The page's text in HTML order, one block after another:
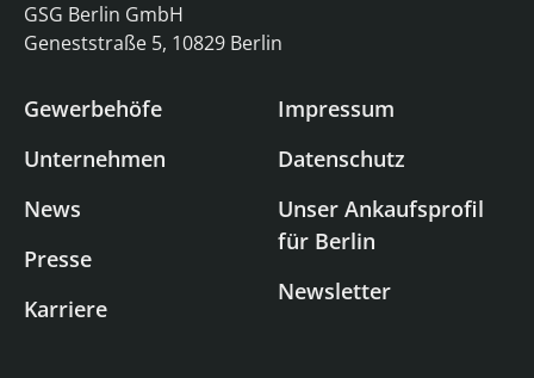
GSG Berlin GmbH
Geneststraße 5, 10829 Berlin
Gewerbehöfe
Unternehmen
News
Presse
Karriere
Impressum
Datenschutz
Unser Ankaufsprofil
für Berlin
Newsletter